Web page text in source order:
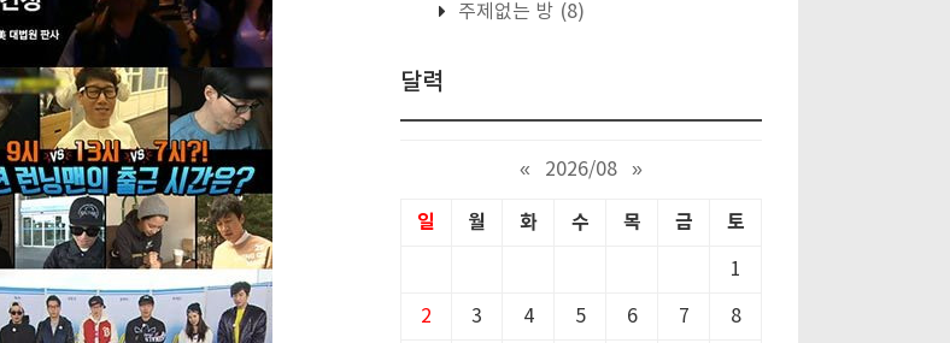
주제없는 방 (8)
달력
« 2026/08 »
일 월 화 수 목 금 토
1
2 3 4 5 6 7 8